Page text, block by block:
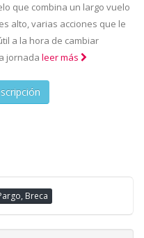
que combina un largo vuelo
alto, varias acciones que le
a la hora de cambiar
jornada leer más
Breca